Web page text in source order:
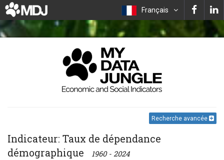
Français
Recherche avancée
Indicateur: Taux de dépendance
démographique
1960 - 2024